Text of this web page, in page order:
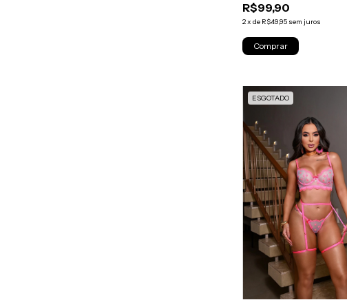
R$99,90
2xde R$49,95 sem juros
ESGOTADO